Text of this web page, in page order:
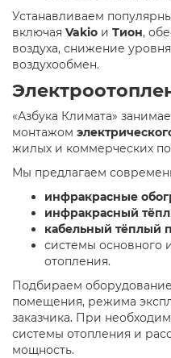
Устанавливаем
включая Vakio и Тион,
воздуха, снижение
воздухообмен.
«Азбука Климата»
монтажом
жилых и коммерческих
Мы предлагаем
инфракрасные
инфракрасный
кабельный тёплый
системы основного
отопления.
Подбираем
помещения, режима
заказчика. При
системы отопления и
мощность.